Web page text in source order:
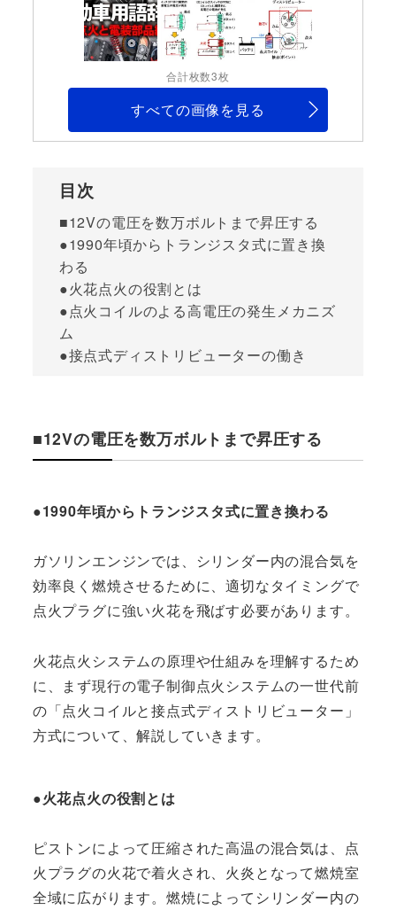
合計枚数3枚
すべての画像を見る
目次
■12Vの電圧を数万ボルトまで昇圧する
●1990年頃からトランジスタ式に置き換
わる
●火花点火の役割とは
●点火コイルのよる高電圧の発生メカニズ
ム
●接点式ディストリビューターの働き
■12Vの電圧を数万ボルトまで昇圧する
●1990年頃からトランジスタ式に置き換わる
ガソリンエンジンでは、シリンダー内の混合気を
効率良く燃焼させるために、適切なタイミングで
点火プラグに強い火花を飛ばす必要があります。
火花点火システムの原理や仕組みを理解するため
に、まず現行の電子制御点火システムの一世代前
の「点火コイルと接点式ディストリビューター」
方式について、解説していきます。
●火花点火の役割とは
ピストンによって圧縮された高温の混合気は、点
火プラグの火花で着火され、火炎となって燃焼室
全域に広がります。燃焼によってシリンダー内の